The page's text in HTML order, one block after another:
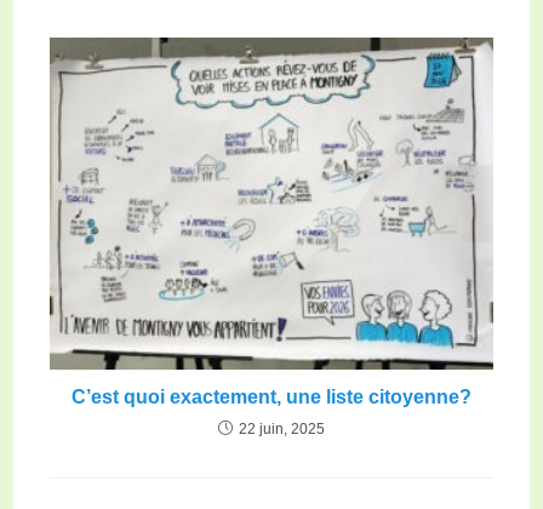
C’est quoi exactement, une liste citoyenne?
22 juin, 2025